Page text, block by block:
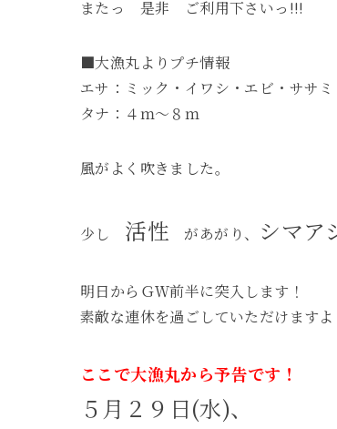
またっ 是非 ご利用下さいっ!!!
■大漁丸よりプチ情報
エサ：ミック・イワシ・エビ・ササ
タナ：４ｍ～８ｍ
風がよく吹きました。
少し 活性 があがり、 シマア
明日からＧＷ前半に突入します！
素敵な連休を過ごしていただけます
ここで大漁丸から予告です！
５月２９日(水)、